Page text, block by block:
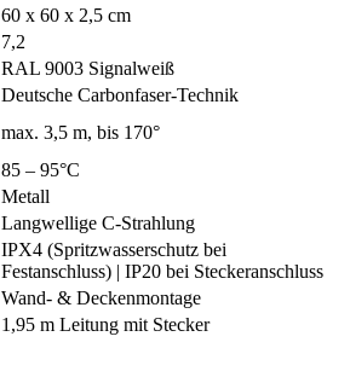
60 x 60 x 2,5 cm
7,2
RAL 9003 Signalweiß
Deutsche Carbonfaser-Technik
max. 3,5 m, bis 170°
85 – 95°C
Metall
Langwellige C-Strahlung
IPX4 (Spritzwasserschutz bei
Festanschluss) | IP20 bei Steckeranschluss
Wand- & Deckenmontage
1,95 m Leitung mit Stecker